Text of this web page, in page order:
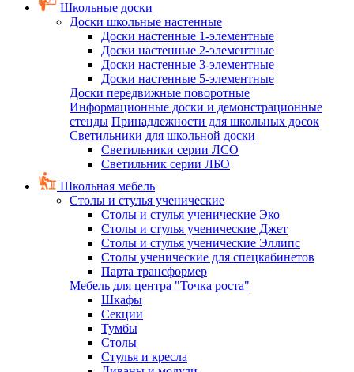
Школьные доски
Доски школьные настенные
Доски настенные 1-элементные
Доски настенные 2-элементные
Доски настенные 3-элементные
Доски настенные 5-элементные
Доски передвижные поворотные
Информационные доски и демонстрационные
стенды Принадлежности для школьных досок
Светильники для школьной доски
Светильники серии ЛСО
Светильник серии ЛБО
Школьная мебель
Столы и стулья ученические
Столы и стулья ученические Эко
Столы и стулья ученические Джет
Столы и стулья ученические Эллипс
Столы ученические для спецкабинетов
Парта трансформер
Мебель для центра "Точка роста"
Шкафы
Секции
Тумбы
Столы
Стулья и кресла